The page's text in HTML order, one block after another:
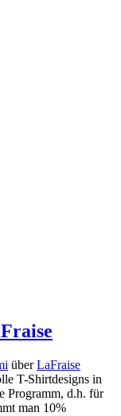
überLaFraise
T-Shirtdesigns in
Programm, d.h. für
man 10%